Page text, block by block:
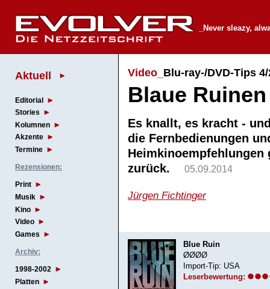
_Never sleazy,
Aktuell
Editorial
Stories
Kolumnen
Akzente
Termine
Rezensionen:
Print
Musik
Kino
Video
Games
Archiv:
1998-2002
Platten
Video_ Blu-ray-/DVD-Tips 4/
Blaue
Es knallt, es kracht -
die Fernbedienungen
zurück.
05.09.2014
Jürgen Fichtinger
Blue Ruin
ØØØØ
Import-Tip: USA
Leserbewertung: